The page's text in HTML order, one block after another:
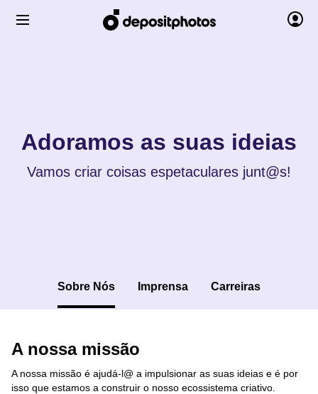
Adoramos as suas ideias
Vamos criar coisas espetaculares junt@s!
Sobre Nós Imprensa Carreiras
A nossa missão
A nossa missão é ajudá-l@ a impulsionar as suas ideias e é por
isso que estamos a construir o nosso ecossistema criativo.